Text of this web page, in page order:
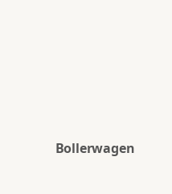
Bollerwagen